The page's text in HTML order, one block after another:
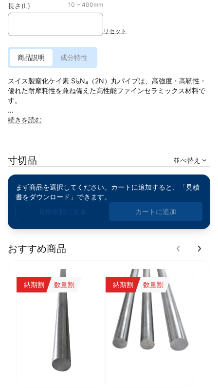
長さ(L) 10 ~ 400mm
リセット
商品説明 成分特性
スイス製窒化ケイ素 Si₃N₄（2N）丸パイプは、高強度・高靭性・
優れた耐摩耗性を兼ね備えた高性能ファインセラミックス材料で
す。
スイスの高度な精密加工技術と厳格な品質管理のもと製造されて
本製品は受注生産（Made-to-Order）に対応しており、用途に応
じた外径・内径・長さ・仕様のカスタマイズが可能です。各種サ
イズ・特注仕様についてもお気軽にお問い合わせください。
窒化ケイ素（Si₃N₄）は、ファインセラミックス材料の中でも特に
高い強度と靭性を有しており、軽量でありながら優れた耐摩耗性
を発揮します。また、優れた耐熱衝撃性を有しているため、急激
な温度変化環境下でも安定した性能を維持します。
さらに、低密度・高強度・優れた耐腐食性を兼ね備えており、高
速回転用途や高負荷用途、精密用途などに適した先進セラミック
電子機器用途にも使用されています。
丸パイプ形状は、絶縁管・保護スリーブ・耐摩耗ライナー・ガイ
ド部品・精密機械部品など、幅広い用途に対応可能です。
半導体関連設備、ベアリング関連部品、測定機器、精密機械部
品、工業用耐摩耗部材など、高い信頼性と耐久性が求められる分
野に適した高性能セラミック丸パイプです。
続きを読む
寸切品 並べ替え
まず商品を選択してください。カートに追加すると、「見積
書をダウンロード」できます。
見積依頼に追加
カートに追加
おすすめ商品
納期割 数量割 納期割 数量割